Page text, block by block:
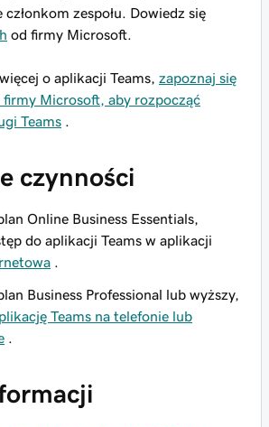
zespołu. Dowiedz się
od firmy Microsoft.
o aplikacji Teams, zapoznaj się
Microsoft, aby rozpocząć
Teams .
czynności
Online Business Essentials,
do aplikacji Teams w aplikacji
.
Business Professional lub wyższy,
Teams na telefonie lub
.